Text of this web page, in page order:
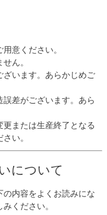
意ください。
ん。
います。あらかじめご
差がございます。あら
または生産終了となる
い。
について
内容をよくお読みにな
ください。